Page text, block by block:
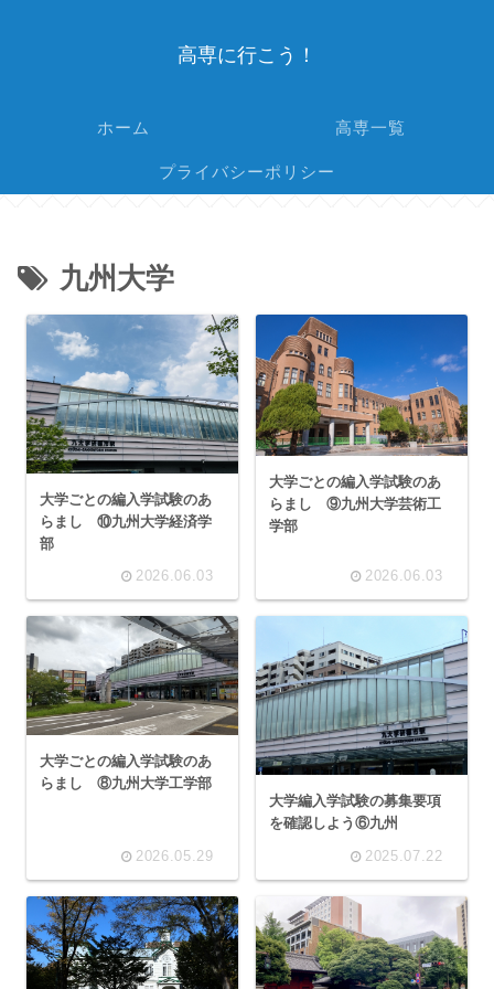
高専に行こう！
ホーム 高専一覧
プライバシーポリシー
九州大学
大学ごとの編入学試験のあ
らまし ⑩九州大学経済学
部
2026.06.03
大学ごとの編入学試験のあ
らまし ⑨九州大学芸術工
学部
2026.06.03
大学ごとの編入学試験のあ
らまし ⑧九州大学工学部
2026.05.29
大学編入学試験の募集要項
を確認しよう⑥九州
2025.07.22